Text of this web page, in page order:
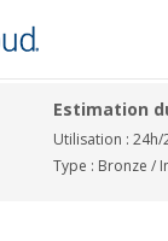
Estimation
Utilisation : 24h/
Type : Bronze /